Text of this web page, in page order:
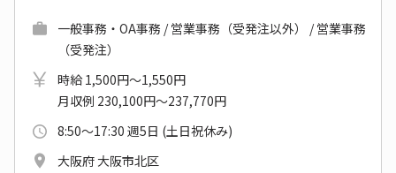
一般事務・OA事務 / 営業事務（受発注以外） / 営業事務
（受発注）
時給 1,500円～1,550円
月収例 230,100円～237,770円
8:50～17:30 週5日 (土日祝休み)
大阪府 大阪市北区